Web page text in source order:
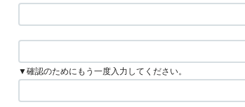
▼確認のためにもう一度入力してください。